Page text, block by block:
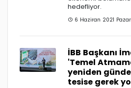
hedefliyor.
6 Haziran 2021
İBB Başkanı
'Temel
yeniden
tesise gerek